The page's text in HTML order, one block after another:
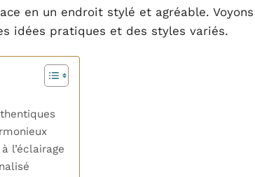
en un endroit stylé et agréable.
idées pratiques et des styles variés.
l’éclairage